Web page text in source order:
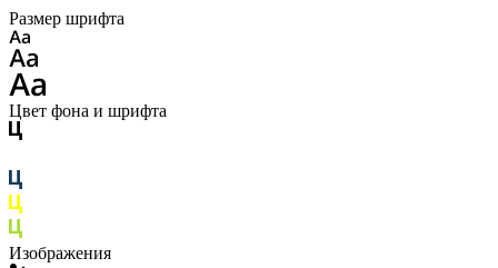
Размер шрифта
Цвет фона и шрифта
Изображения